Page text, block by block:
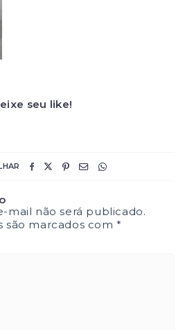
seu like!
mail não será publicado.
são marcados com*